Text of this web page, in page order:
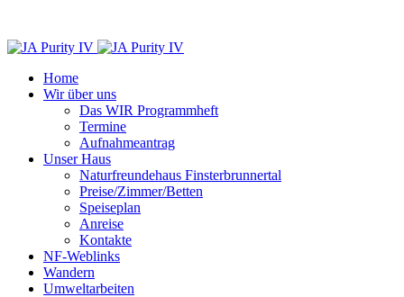
Home
Wir über uns
Das WIR Programmheft
Termine
Aufnahmeantrag
Unser Haus
Naturfreundehaus Finsterbrunnertal
Preise/Zimmer/Betten
Speiseplan
Anreise
Kontakte
NF-Weblinks
Wandern
Umweltarbeiten